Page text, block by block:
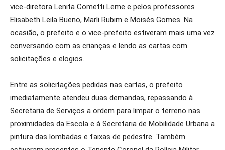
vice-diretora Lenita Cometti Leme e pelos professores
Elisabeth Leila Bueno, Marli Rubim e Moisés Gomes. Na
ocasião, o prefeito e o vice-prefeito estiveram mais uma vez
conversando com as crianças e lendo as cartas com
solicitações e elogios.
Entre as solicitações pedidas nas cartas, o prefeito
imediatamente atendeu duas demandas, repassando à
Secretaria de Serviços a ordem para limpar o terreno nas
proximidades da Escola e à Secretaria de Mobilidade Urbana a
pintura das lombadas e faixas de pedestre. Também